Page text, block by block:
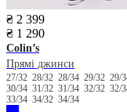
₴ 2 399
₴ 1 290
Colin’s
Прямі джинси
27/32 28/32 28/34 29/32 29/
30/34 31/32 31/34 32/32 32/
33/34 34/32 34/34